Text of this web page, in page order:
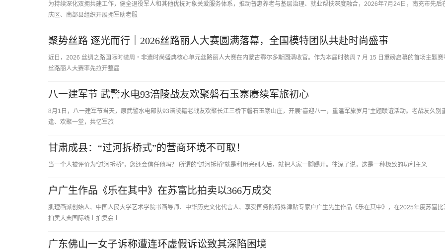
为持续深化双拥共建工作，健全退役军人和其他优抚对象关爱服务体系，推动普惠养老与基层治理、就业帮扶深度融合，2026年7月24日，南充市先后
庆区、南部县组织开展拥军助老服
聚势丝路 逐光而行｜2026丝路丽人大赛圆满落幕，全国模特团队共赴时尚盛事
近日，2026 丝绸之路国际时装周・非遗时尚盛典核心单元丝路丽人大赛在内蒙古鄂尔多斯圆满收官。作为本届时装周 7 月 15 日重磅启幕的首场主题赛
丝路丽人大赛率先拉开整届
八一建军节 武警水电93涪陵战友欢聚磐石玉寨赓续军旅初心
8月1日，八一建军节当天，原武警水电部队93涪陵籍老战友欢聚长江三桥下磐石玉寨山庄，开展“喜迎八一，重温军旅岁月”主题联谊活动。老战友久别
逢、欢聚一堂，共忆军旅
甘肃成县：“过河拆桥式”的营商环境不可取！
当一个人被评价为“过河拆桥”，您还会信任他吗？ 所谓的“过河拆桥”就是利用完别人后，就把人家一脚踢开。往深了说，这是一种极致的功利主义
户广生作品《乐在其中》在苏富比拍卖以366万成交
肌理画派创始人、中国人民大学艺术学院书画导师、中华历史文化代言人、享受国务院特殊津贴专家户广生先生作品《乐在其中》，在2025年度苏富比
拍卖大典国际线上拍卖会上
广东佛山一女子诉称遭连环虚假诉讼致其深陷困境